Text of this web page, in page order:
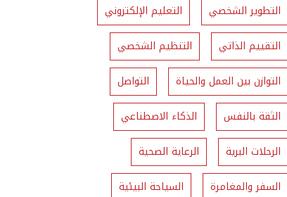
التطوير الشخصي
التعليم الإلكتروني
التقييم الذاتي
التنظيم الشخصي
التوازن بين العمل والحياة
التواصل
الثقة بالنفس
الذكاء الاصطناعي
الرحلات البرية
الرعاية الصحية
السفر والمغامرة
السياحة البيئية